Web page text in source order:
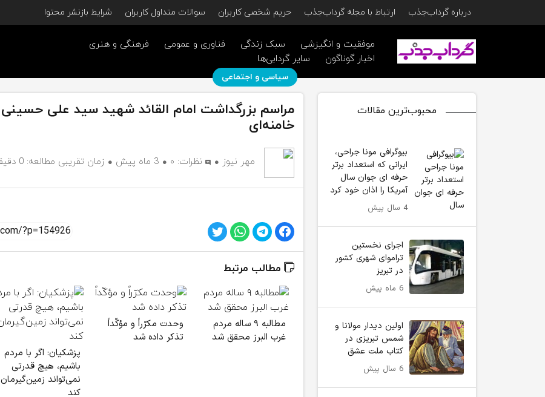
درباره گرداب‌جذب ارتباط با مجله گرداب‌جذب حریم شخصی کاربران سوالات متداول کاربران شرایط بازنشر محتوا
موفقیت و انگیزشی سبک زندگی فناوری و عمومی
فرهنگی و هنری
اخبار گوناگون
سایر گردابی‌ها
محبوب‌ترین مقالات
بیوگرافی مونا جراحی،
ایرانی که استعداد برتر
حرفه ای جوان سال
آمریکا را اذان خود کرد
4 سال پیش
اجرای نخستین
تراموای شهری کشور
در تبریز
6 ماه پیش
اولین دیدار مولانا و
شمس تبریزی در
کتاب ملت عشق
6 سال پیش
سیاسی و اجتماعی
مراسم بزرگداشت امام القائد شهید سید علی حسینی
خامنه‌ای
مهر نیوز نظرات: ۰ 3 ماه پیش زمان تقریبی مطالعه: 0 دقیقه
مطالب مرتبط
مطالبه ۹ ساله مردم
غرب البرز محقق شد
وحدت مکرّراً و مؤکّداً
تذکر داده شد
پزشکیان: اگر با مردم
باشیم، هیچ قدرتی
نمی‌تواند زمین‌گیرمان
کند